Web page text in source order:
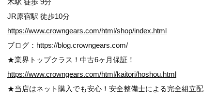
JR原宿駅 徒歩10分
https://www.crowngears.com/html/shop/index.html
ブログ：https://blog.crowngears.com/
★業界トップクラス！中古6ヶ月保証！
https://www.crowngears.com/html/kaitori/hoshou.html
★当店はネット購入でも安心！安全整備士による完全組立配